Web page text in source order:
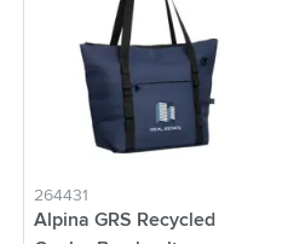
264431
Alpina GRS Recycled